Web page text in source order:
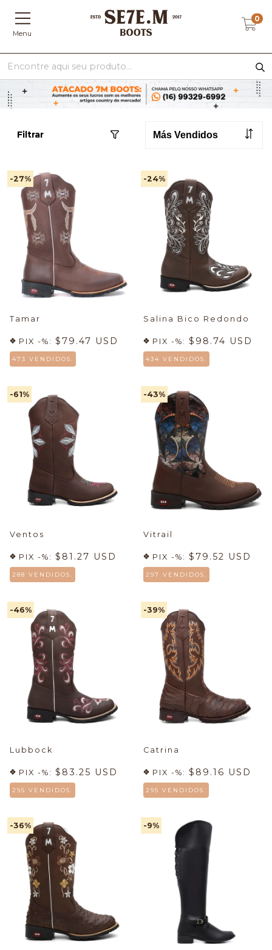
Menu
0
Filtrar
-27%
Tamar
PIX -%: $79.47 USD
473 VENDIDOS.
-24%
Salina Bico Redondo
PIX -%: $98.74 USD
434 VENDIDOS.
-61%
Ventos
PIX -%: $81.27 USD
288 VENDIDOS.
-43%
Vitrail
PIX -%: $79.52 USD
297 VENDIDOS.
-46%
Lubbock
PIX -%: $83.25 USD
295 VENDIDOS.
-39%
Catrina
PIX -%: $89.16 USD
295 VENDIDOS.
-36% -9%